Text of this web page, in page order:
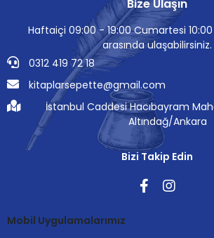
Bize Ulaşın
Haftaiçi 09:00 - 19:00 Cumartesi
arasında ulaşabilirsiniz.
0312 419 72 18
kitaplarsepette@gmail.com
İstanbul Caddesi Hacıbayram
Altındağ/Ankara
Bizi Takip Edin
Mobil Uygulamalarımız